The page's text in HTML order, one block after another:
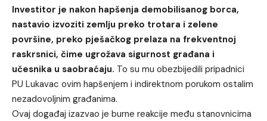
Investitor je nakon hapšenja demobilisanog borca,
nastavio izvoziti zemlju preko trotara i zelene
površine, preko pješačkog prelaza na frekventnoj
raskrsnici, čime ugrožava sigurnost građana i
učesnika u saobraćaju. To su mu obezbijedili pripadnici
PU Lukavac ovim hapšenjem i indirektnom porukom ostalim
nezadovoljnim građanima.
Ovaj događaj izazvao je burne reakcije među stanovnicima